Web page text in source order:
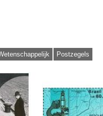
Postzegels